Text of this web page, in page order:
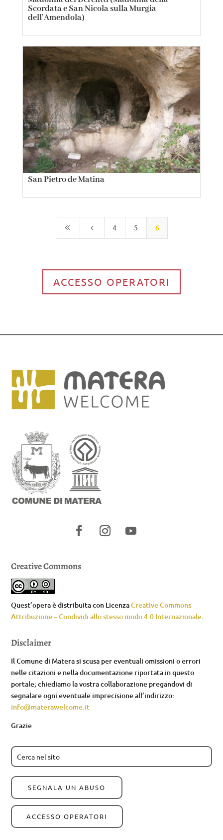
Scordata e San Nicola sulla Murgia
dell’Amendola)
San Pietro de Matina
8 4 4 5 6
ACCESSO OPERATORI
Creative Commons
Quest’opera è distribuita con LicenzaCreative Commons
Attribuzione – Condividi allo stesso modo 4.0 Internazionale.
Disclaimer
Il Comune di Matera si scusa per eventuali omissioni o errori
nelle citazioni e nella documentazione riportata in questo
portale; chiediamo la vostra collaborazione pregandovi di
segnalare ogni eventuale imprecisione all’indirizzo:
info@materawelcome.it
Grazie
SEGNALA UN ABUSO
ACCESSO OPERATORI